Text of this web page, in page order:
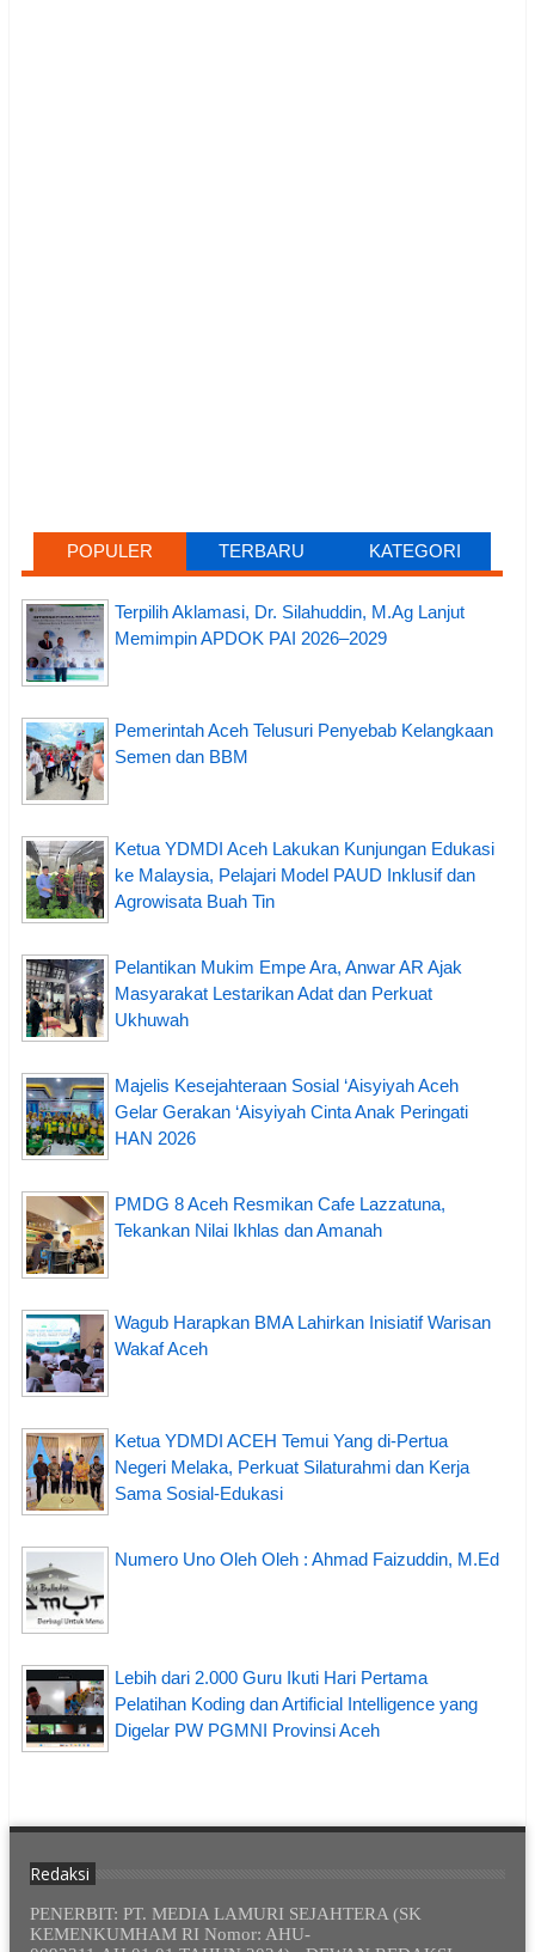
POPULER TERBARU KATEGORI
Terpilih Aklamasi, Dr. Silahuddin, M.Ag Lanjut
Memimpin APDOK PAI 2026–2029
Pemerintah Aceh Telusuri Penyebab Kelangkaan
Semen dan BBM
Ketua YDMDI Aceh Lakukan Kunjungan Edukasi
ke Malaysia, Pelajari Model PAUD Inklusif dan
Agrowisata Buah Tin
Pelantikan Mukim Empe Ara, Anwar AR Ajak
Masyarakat Lestarikan Adat dan Perkuat
Ukhuwah
Majelis Kesejahteraan Sosial ‘Aisyiyah Aceh
Gelar Gerakan ‘Aisyiyah Cinta Anak Peringati
HAN 2026
PMDG 8 Aceh Resmikan Cafe Lazzatuna,
Tekankan Nilai Ikhlas dan Amanah
Wagub Harapkan BMA Lahirkan Inisiatif Warisan
Wakaf Aceh
Ketua YDMDI ACEH Temui Yang di-Pertua
Negeri Melaka, Perkuat Silaturahmi dan Kerja
Sama Sosial-Edukasi
Numero Uno Oleh Oleh : Ahmad Faizuddin, M.Ed
Lebih dari 2.000 Guru Ikuti Hari Pertama
Pelatihan Koding dan Artificial Intelligence yang
Digelar PW PGMNI Provinsi Aceh
Redaksi
PENERBIT: PT. MEDIA LAMURI SEJAHTERA (SK
KEMENKUMHAM RI Nomor: AHU-